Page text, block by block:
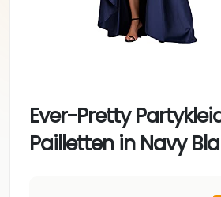
Ever-Pretty
Pailletten in Navy